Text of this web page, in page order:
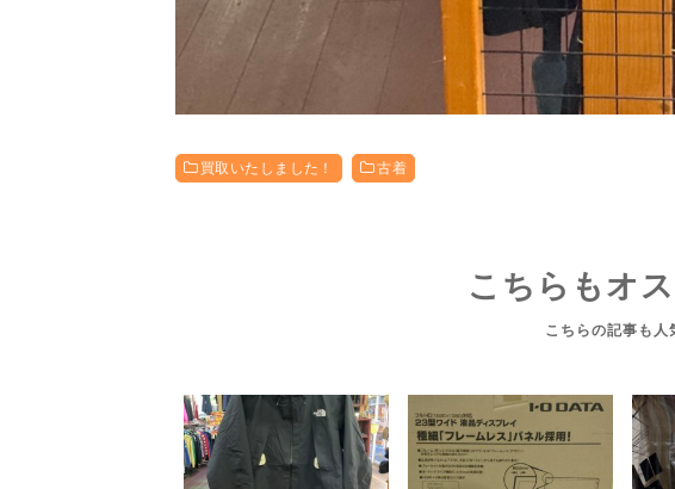
買取いたしました！ 古着
こちらもオス